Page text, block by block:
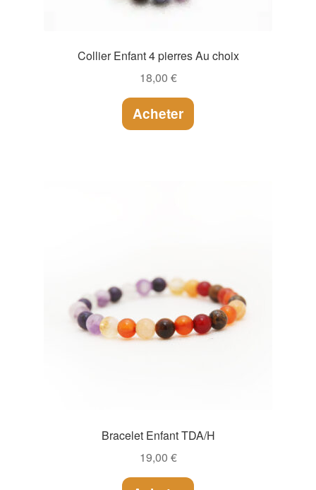
Collier Enfant 4 pierres Au choix
18,00 €
Acheter
Bracelet Enfant TDA/H
19,00 €